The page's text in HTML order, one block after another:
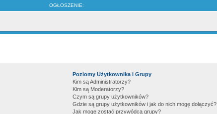
OGŁOSZENIE:
Poziomy Użytkownika i Grupy
Kim są Administratorzy?
Kim są Moderatorzy?
Czym są grupy użytkowników?
Gdzie są grupy użytkowników i jak do nich mogę dołączyć?
Jak mogę zostać przywódcą grupy?